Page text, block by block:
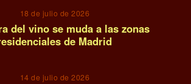
18 de julio de 2026
del vino se muda a las zonas
de Madrid
14 de julio de 2026